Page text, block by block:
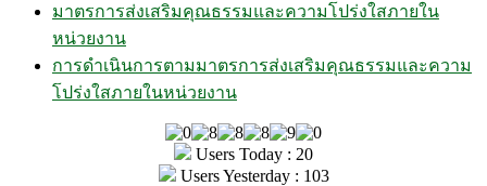
มาตรการส่งเสริมคุณธรรมและความโปร่งใสภายใน
หน่วยงาน
การดำเนินการตามมาตรการส่งเสริมคุณธรรมและความ
โปร่งใสภายในหน่วยงาน
Users Today : 20
Users Yesterday : 103